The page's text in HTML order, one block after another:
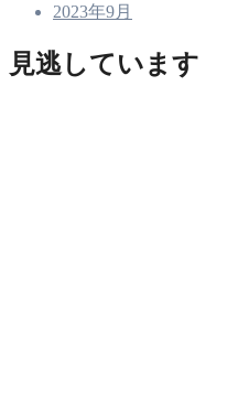
2023年9月
見逃しています